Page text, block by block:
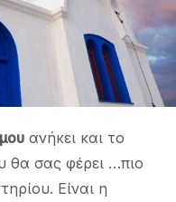
ανήκει και το
θα σας φέρει …πιο
Είναι η